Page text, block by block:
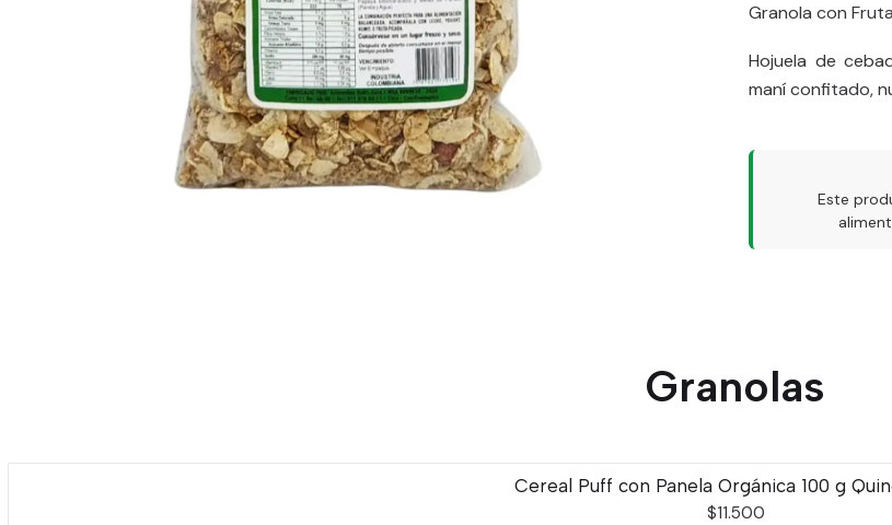
Granola con
Hojuela de
maní confitado,
Este
Granolas
Cereal Puff con Panela Orgánica 100 g
$11.500